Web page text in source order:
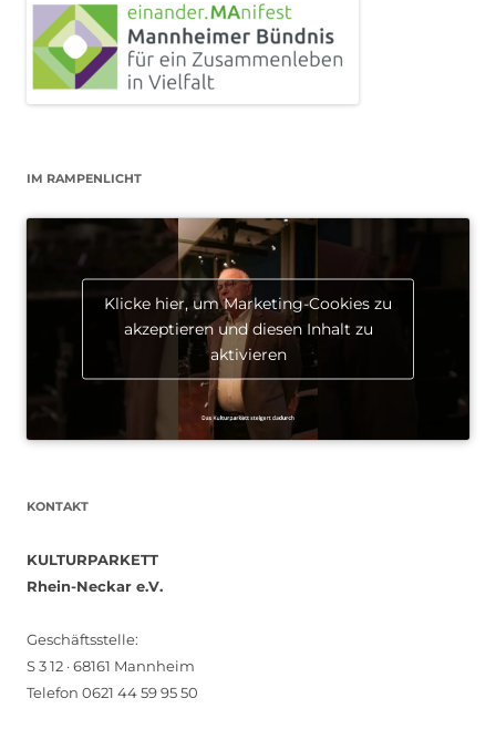
IM RAMPENLICHT
Klicke hier, um Marketing-Cookies zu
akzeptieren und diesen Inhalt zu
aktivieren
KONTAKT
KULTURPARKETT
Rhein-Neckar e.V.
Geschäftsstelle:
S 3 12 · 68161 Mannheim
Telefon 0621 44 59 95 50